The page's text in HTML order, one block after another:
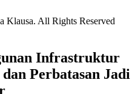
Klausa. All Rights Reserved
Infrastruktur
Perbatasan Jadi